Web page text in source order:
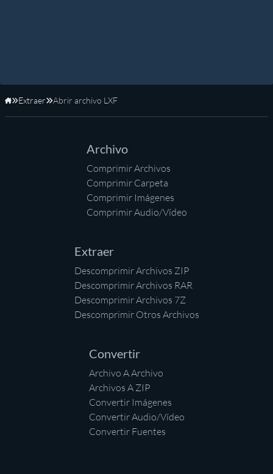
Inicio
Extraer Abrir archivo LXF
Archivo
Comprimir Archivos
Comprimir Carpeta
Comprimir Imágenes
Comprimir Audio/Vídeo
Extraer
Descomprimir Archivos ZIP
Descomprimir Archivos RAR
Descomprimir Archivos 7Z
Descomprimir Otros Archivos
Convertir
Archivo A Archivo
Archivos A ZIP
Convertir Imágenes
Convertir Audio/Vídeo
Convertir Fuentes